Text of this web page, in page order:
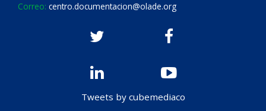
Correo: centro.documentacion@olade.org
Tweets by cubemediaco